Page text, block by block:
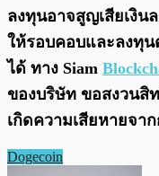
ลงทุนอาจสูญเสียเงิ
ให้รอบคอบและลงทุ
ได้ ทาง Siam
ของบริษัท ขอสงวนสิ
เกิดความเสียหายจา
Dogecoin